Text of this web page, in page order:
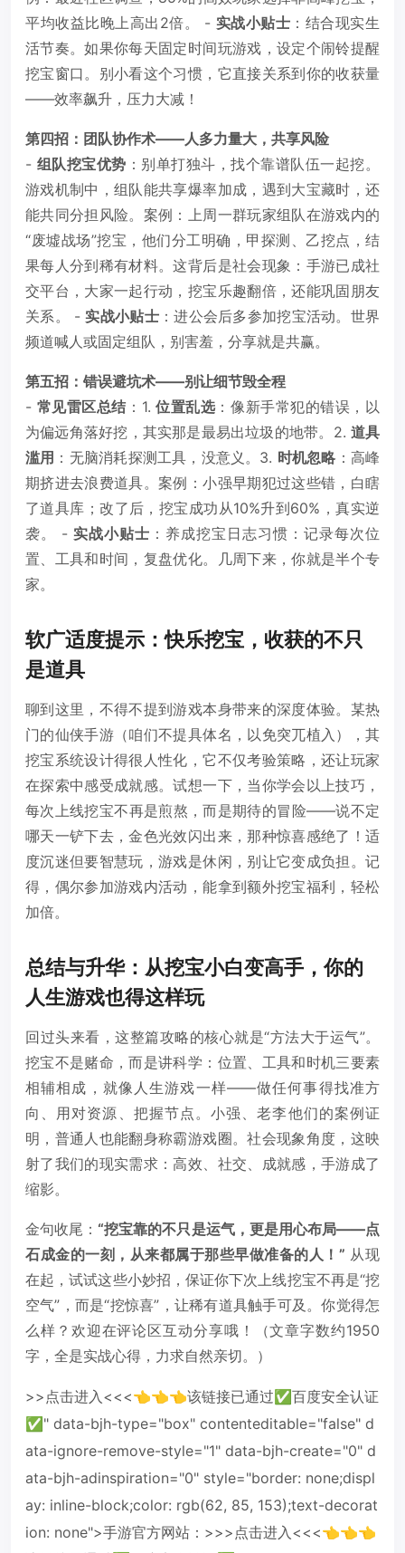
平均收益比晚上高出2倍。 - 实战小贴士 ：结合现实生
活节奏。如果你每天固定时间玩游戏，设定个闹铃提醒
挖宝窗口。别小看这个习惯，它直接关系到你的收获量
——效率飙升，压力大减！
第四招：团队协作术——人多力量大，共享风险
- 组队挖宝优势 ：别单打独斗，找个靠谱队伍一起挖。
游戏机制中，组队能共享爆率加成，遇到大宝藏时，还
能共同分担风险。案例：上周一群玩家组队在游戏内的
“废墟战场”挖宝，他们分工明确，甲探测、乙挖点，结
果每人分到稀有材料。这背后是社会现象：手游已成社
交平台，大家一起行动，挖宝乐趣翻倍，还能巩固朋友
关系。 -实战小贴士：进公会后多参加挖宝活动。世界
频道喊人或固定组队，别害羞，分享就是共赢。
第五招：错误避坑术——别让细节毁全程
- 常见雷区总结：1.位置乱选：像新手常犯的错误，以
为偏远角落好挖，其实那是最易出垃圾的地带。2. 道具
滥用 ：无脑消耗探测工具，没意义。3. 时机忽略 ：高峰
期挤进去浪费道具。案例：小强早期犯过这些错，白瞎
了道具库；改了后，挖宝成功从10%升到60%，真实逆
袭。 - 实战小贴士 ：养成挖宝日志习惯：记录每次位
置、工具和时间，复盘优化。几周下来，你就是半个专
家。
软广适度提示：快乐挖宝，收获的不只
是道具
聊到这里，不得不提到游戏本身带来的深度体验。某热
门的仙侠手游（咱们不提具体名，以免突兀植入），其
挖宝系统设计得很人性化，它不仅考验策略，还让玩家
在探索中感受成就感。试想一下，当你学会以上技巧，
每次上线挖宝不再是煎熬，而是期待的冒险——说不定
哪天一铲下去，金色光效闪出来，那种惊喜感绝了！适
度沉迷但要智慧玩，游戏是休闲，别让它变成负担。记
得，偶尔参加游戏内活动，能拿到额外挖宝福利，轻松
加倍。
总结与升华：从挖宝小白变高手，你的
人生游戏也得这样玩
回过头来看，这整篇攻略的核心就是“方法大于运气”。
挖宝不是赌命，而是讲科学：位置、工具和时机三要素
相辅相成，就像人生游戏一样——做任何事得找准方
向、用对资源、把握节点。小强、老李他们的案例证
明，普通人也能翻身称霸游戏圈。社会现象角度，这映
射了我们的现实需求：高效、社交、成就感，手游成了
缩影。
金句收尾： “挖宝靠的不只是运气，更是用心布局——点
石成金的一刻，从来都属于那些早做准备的人！” 从现
在起，试试这些小妙招，保证你下次上线挖宝不再是“挖
空气”，而是“挖惊喜”，让稀有道具触手可及。你觉得怎
么样？欢迎在评论区互动分享哦！（文章字数约1950
字，全是实战心得，力求自然亲切。）
>>点击进入<<<👈👈👈该链接已通过✅百度安全认证
✅" data-bjh-type="box" contenteditable="false" d
ata-ignore-remove-style="1" data-bjh-create="0" d
ata-bjh-adinspiration="0" style="border: none;displ
ay: inline-block;color: rgb(62, 85, 153);text-decorat
ion: none">手游官方网站：>>>点击进入<<<👈👈👈